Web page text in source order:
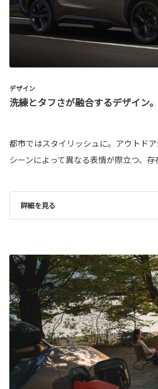
デザイン
洗練とタフさが融合するデザイン。
都市ではスタイリッシュに。アウトドア
シーンによって異なる表情が際立つ、存
詳細を見る